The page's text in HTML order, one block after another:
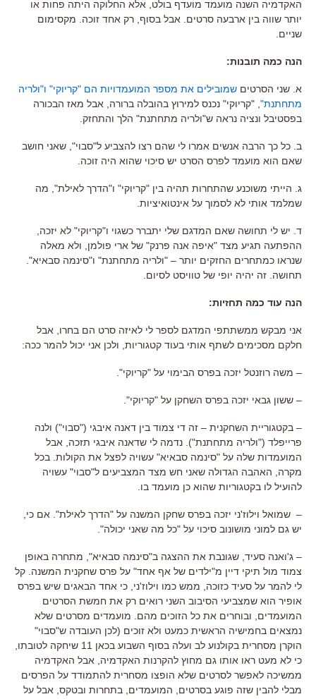
האקדמיה השנה מועמד מועדף בולט, אלא החלוקה היתה פחות או
יותר שווה בין ארבעה סרטים. אבל בסוף, רק אחד זוכה. מקסימום
שניים.
הנה כמה תובנות:
א. שני הסרטים שמובילים את מספר המועמדויות הם "קריוקי" ו"ולריה
מתחתנת" , "קריוקי" נכנס למירוץ בהובלה ברורה, אבל מאז הבכורה
בפסטיבל ונציה נראה ש"ולריה מתחתנת" הלך והתחזק.
ב. כל כך הרבה אנשים אמרו לי שהם רצו להצביע ל"סבוי", שאני חושב
שאם הוא מועמד לפרס הסרט יש סיכוי שהוא היה זוכה.
ג. הייתי משוכנע שהתחרות תהיה בין "קריוקי" ו"הדרך לאילת", מה
שמלמד אותי לא לסמוך על אינטואיציות.
ד. יש לי תחושה שאם המדגם שלי יתברר כשגוי ו"קריוקי" לא יזכה,
ההפתעה תגיע מצד "איפה אנה פרנק" של ארי פולמן, ולא מאלה
שנראו כמתחרים החזקים יותר – "ולריה מתחתנת" ו"סינמה סבאיא".
תחושה. זה יהיה יופי של טוויסט לסיום.
הנה עוד כמה תחזיות:
אני מבקש ממשתתפי המדגם לספר לי לאיזה סרט הם בחרו, אבל
חלקם מסכימים לשתף אותי בעוד קטגוריות, ולכן אני יכול להמר ככה:
– משה רוזנטל יזכה בפרס הבימוי על "קריוקי".
– ששון גבאי יזכה בפרס השחקן על "קריוקי".
– בקטגוריית השחקנית – זה די צמוד בין דאנה איבגי ("סבוי") ולנה
פרייפלד ("ולריה מתחתנת"). נדמה לי שדאנה איבגי תזכה, אבל
המועמדות שלה על "סינמה סבאיא" עשויה לפצל את הקולות. בכל
מקרה, האהבה הגדולה שאני חש מצד המצביעים ל"סבוי" עשויה
להועיל לו בקטגוריות שהוא כן מועמד בו.
– שמואל וילוז'ני יזכה בפרס שחקן המשנה על "הדרך לאילת". אם כי,
יש גם למוני מושונוב סיכוי על "כל מה שאני יכולה".
– ג'ואנה סעיד, שגונבת את ההצגה ב"סינמה סבאיא", מתחרה באופן
צמוד מול תיקי דיין מ"ילדים של אף אחד" על פרס שחקנית המשנה. קל
לי להמר על סעיד כזוכה, ממש כמו וילוז'ני, כי אחד הבאגים שיש בפרס
אופיר הוא שמצביעי הסיבוב השני רואים רק את חמשת הסרטים
המועמדים, ובוחרים את כל הזוכים מהם. מועמדים מסרטים שלא
נמצאים בחמישיה הראשית כמעט ולא זוכים (לכן העובדה ש"סבוי"
הוקרן מסחרית בקולנוע לב ועלה בסוף השבוע בכאן 11 שיחקה לטובתו,
כי לא מעט ראו אותו גם מחוץ להקרנות האקדמיה, אבל האקדמיה
ממשיכה לאפשר לסרטים שלא הופצו מסחרית להתמודד על הפרסים
מבלי להבין שזה פוגע בסרטים, המועמדים, בתחרות ובטקס, אבל על